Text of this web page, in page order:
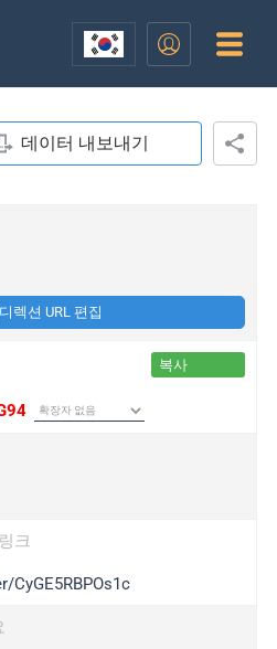
데이터 내보내기
렉션 URL 편집
복사
크
CyGE5RBPOs1c